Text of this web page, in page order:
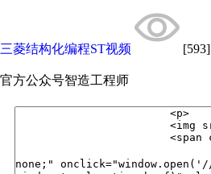
三菱结构化编程ST视频 [593]
官方公众号智造工程师